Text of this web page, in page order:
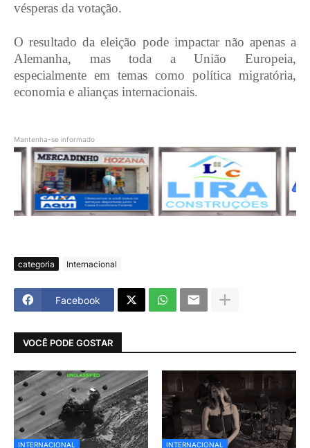
vésperas da votação.
O resultado da eleição pode impactar não apenas a
Alemanha, mas toda a União Europeia,
especialmente em temas como política migratória,
economia e alianças internacionais.
Mantenha-se informado
categoria Internacional
Facebook
VOCÊ PODE GOSTAR
INTERNACIONAL INTERNACIONAL